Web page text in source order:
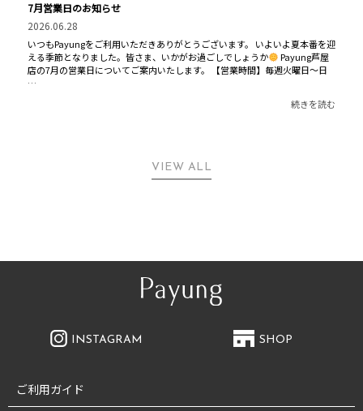
7月営業日のお知らせ
2026.06.28
いつもPayungをご利用いただきありがとうございます。 いよいよ夏本番を迎
える季節となりました。皆さま、いかがお過ごしでしょうか
Payung芦屋
店の7月の営業日についてご案内いたします。 【営業時間】毎週火曜日〜日
…
続きを読む
VIEW ALL
INSTAGRAM SHOP
ご利用ガイド